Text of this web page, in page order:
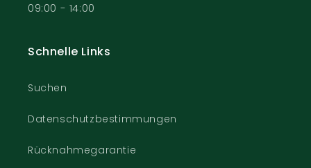
09:00 - 14:00
Schnelle Links
Suchen
Datenschutzbestimmungen
Rücknahmegarantie